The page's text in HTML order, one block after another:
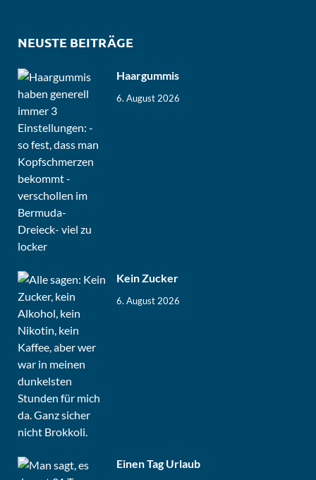
NEUSTE BEITRÄGE
Haargummis
6. August 2026
Kein Zucker
6. August 2026
Einen Tag Urlaub